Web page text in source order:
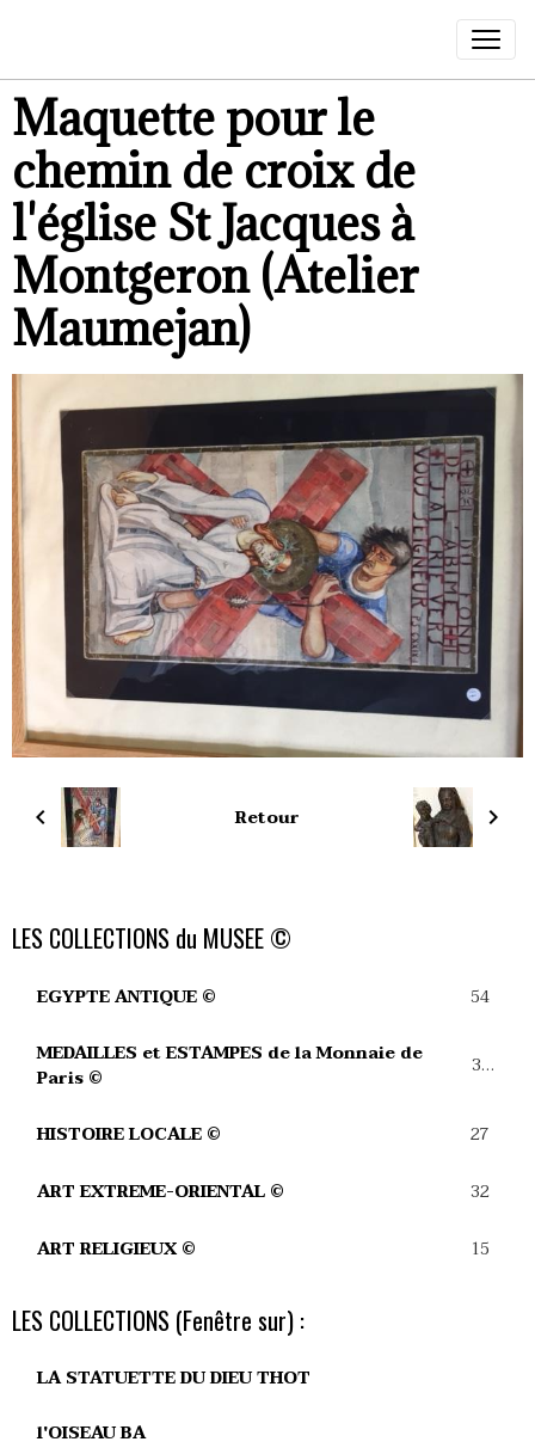
Maquette pour le
chemin de croix de
l'église St Jacques à
Montgeron (Atelier
Maumejan)
Retour
LES COLLECTIONS du MUSEE ©
EGYPTE ANTIQUE © 54
MEDAILLES et ESTAMPES de la Monnaie de
Paris ©
39
HISTOIRE LOCALE © 27
ART EXTREME-ORIENTAL © 32
ART RELIGIEUX © 15
LES COLLECTIONS (Fenêtre sur) :
LA STATUETTE DU DIEU THOT
l'OISEAU BA